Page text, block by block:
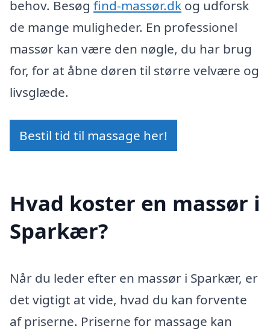
behov. Besøg find-massør.dk og udforsk
de mange muligheder. En professionel
massør kan være den nøgle, du har brug
for, for at åbne døren til større velvære og
livsglæde.
Bestil tid til massage her!
Hvad koster en massør i
Sparkær?
Når du leder efter en massør i Sparkær, er
det vigtigt at vide, hvad du kan forvente
af priserne. Priserne for massage kan